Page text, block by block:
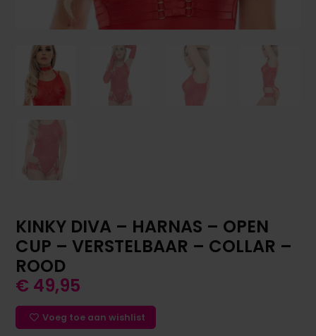
KINKY DIVA – HARNAS – OPEN
CUP – VERSTELBAAR – COLLAR –
ROOD
€ 49,95
Voeg toe aan wishlist